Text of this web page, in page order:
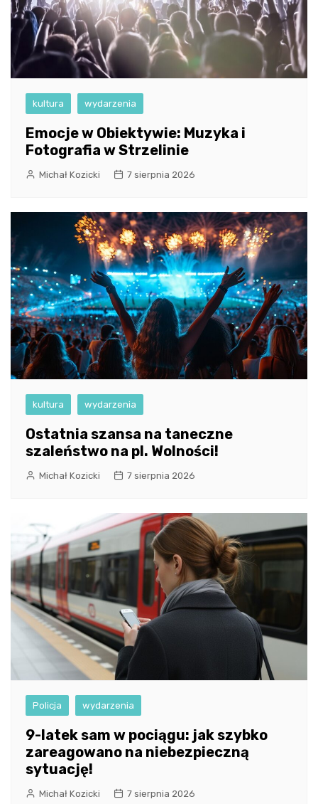
kultura wydarzenia
Emocje w Obiektywie: Muzyka i
Fotografia w Strzelinie
Michał Kozicki 7 sierpnia 2026
kultura wydarzenia
Ostatnia szansa na taneczne
szaleństwo na pl. Wolności!
Michał Kozicki 7 sierpnia 2026
Policja wydarzenia
9-latek sam w pociągu: jak szybko
zareagowano na niebezpieczną
sytuację!
Michał Kozicki 7 sierpnia 2026